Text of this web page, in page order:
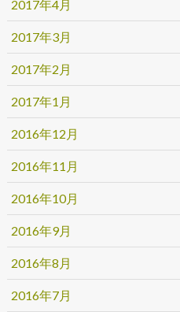
2017年4月
2017年3月
2017年2月
2017年1月
2016年12月
2016年11月
2016年10月
2016年9月
2016年8月
2016年7月